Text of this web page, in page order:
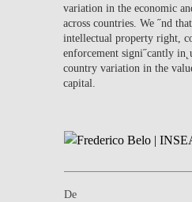
variation in the economic
across countries. We ˝nd
intellectual property right,
enforcement signi˝cantly
country variation in the
capital.
De